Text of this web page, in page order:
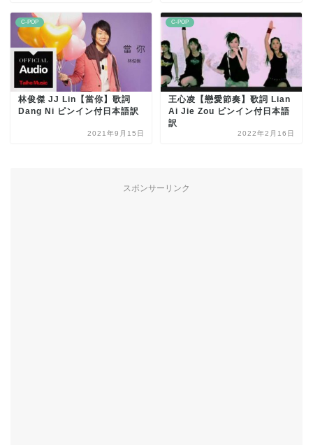
C-POP
林俊傑 JJ Lin【當你】歌詞
Dang Ni ピンイン付日本語訳
2021年9月15日
C-POP
王心凌【戀愛節奏】歌詞 Lian
Ai Jie Zou ピンイン付日本語
訳
2022年2月16日
スポンサーリンク